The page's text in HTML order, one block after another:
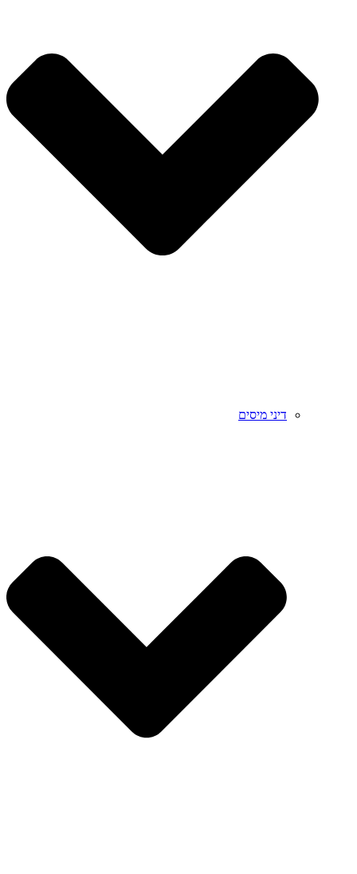
דיני מיסים